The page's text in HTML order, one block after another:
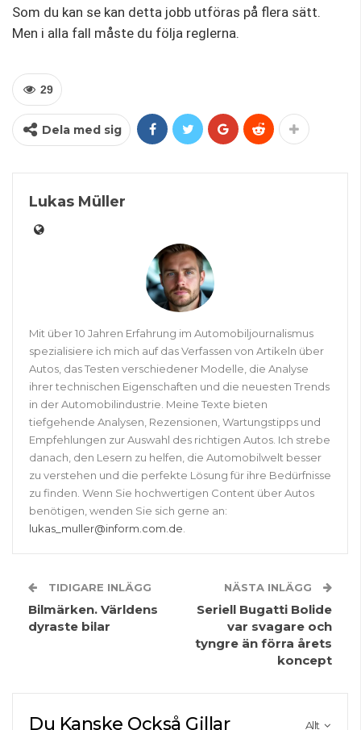
Som du kan se kan detta jobb utföras på flera sätt.
Men i alla fall måste du följa reglerna.
29
Dela med sig
Lukas Müller
Mit über 10 Jahren Erfahrung im Automobiljournalismus
spezialisiere ich mich auf das Verfassen von Artikeln über
Autos, das Testen verschiedener Modelle, die Analyse
ihrer technischen Eigenschaften und die neuesten Trends
in der Automobilindustrie. Meine Texte bieten
tiefgehende Analysen, Rezensionen, Wartungstipps und
Empfehlungen zur Auswahl des richtigen Autos. Ich strebe
danach, den Lesern zu helfen, die Automobilwelt besser
zu verstehen und die perfekte Lösung für ihre Bedürfnisse
zu finden. Wenn Sie hochwertigen Content über Autos
benötigen, wenden Sie sich gerne an:
lukas_muller@inform.com.de
TIDIGARE INLÄGG
Bilmärken. Världens
dyraste bilar
NÄSTA INLÄGG
Seriell Bugatti Bolide
var svagare och
tyngre än förra årets
koncept
Allt
Du Kanske Också Gillar